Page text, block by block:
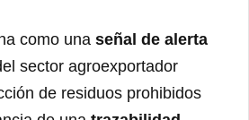
como una señal de alerta
sector agroexportador
de residuos prohibidos